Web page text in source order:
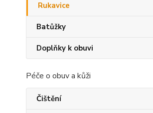
Rukavice
Batůžky
Doplňky k obuvi
Péče o obuv a kůži
Čištění